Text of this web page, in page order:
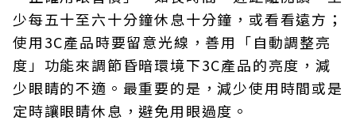
少每五十至六十分鐘休息十分鐘，或看看遠方；
使用3C產品時要留意光線，善用「自動調整亮
度」功能來調節昏暗環境下3C產品的亮度，減
少眼睛的不適。最重要的是，減少使用時間或是
定時讓眼睛休息，避免用眼過度。